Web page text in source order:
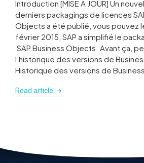
Introduction [MISE A JOUR] Un
derniers packagings de licences
Objects a été publié, vous pouvez
février 2015, SAP a simplifié le
SAP Business Objects. Avant ça,
l’historique des versions de
Historique des versions de
Read article